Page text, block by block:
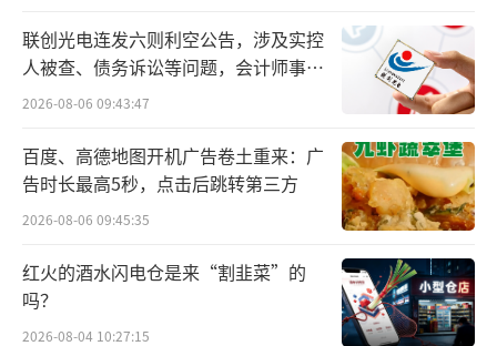
此次合作，海正药业一方面看重的是九州
通庞大的零售渠道网络。据了解，九州通现有
业务的70%以上在药店和第三终端等市场。此
外，作为九州通着力打造的“大健康零售全域
势能增长引擎”——全擎健康，已组建起一支超
3000人的专业团队（营销推广及品牌咨询双代
理），下设电商、大连锁专营及广阔市场三大
业务团队，能够实现产品在零售端的有序分
销。
联创光电连发六则利空公告，涉及实控
人被查、债务诉讼等问题，会计师事务
所曾出具“保留意见”
2026-08-06 09:43:47
百度、高德地图开机广告卷土重来：广
告时长最高5秒，点击后跳转第三方
2026-08-06 09:45:35
红火的酒水闪电仓是来“割韭菜”的
吗？
2026-08-04 10:27:15